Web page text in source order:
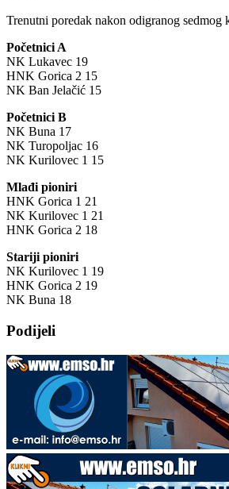
Trenutni poredak nakon odigranog sedmog
Početnici A
NK Lukavec 19
HNK Gorica 2 15
NK Ban Jelačić 15
Početnici B
NK Buna 17
NK Turopoljac 16
NK Kurilovec 1 15
Mlađi pioniri
HNK Gorica 1 21
NK Kurilovec 1 21
HNK Gorica 2 18
Stariji pioniri
NK Kurilovec 1 19
HNK Gorica 2 19
NK Buna 18
Podijeli